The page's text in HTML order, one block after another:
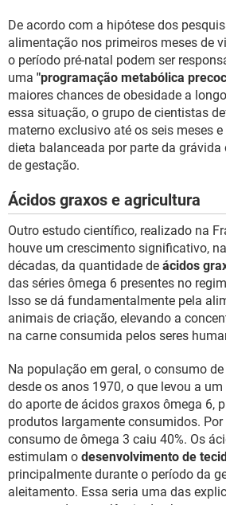
De acordo com a hipótese dos
alimentação nos primeiros meses de
o período pré-natal podem ser
uma "programação metabólica
maiores chances de obesidade a
essa situação, o grupo de cientistas
materno exclusivo até os seis meses
dieta balanceada por parte da grávida
de gestação.
Ácidos graxos e agricultura
Outro estudo científico, realizado na
houve um crescimento significativo,
décadas, da quantidade de ácidos
das séries ômega 6 presentes no
Isso se dá fundamentalmente pela
animais de criação, elevando a
na carne consumida pelos seres
Na população em geral, o consumo
desde os anos 1970, o que levou a
do aporte de ácidos graxos ômega 6,
produtos largamente consumidos.
consumo de ômega 3 caiu 40%. Os
estimulam o desenvolvimento de
principalmente durante o período da
aleitamento. Essa seria uma das